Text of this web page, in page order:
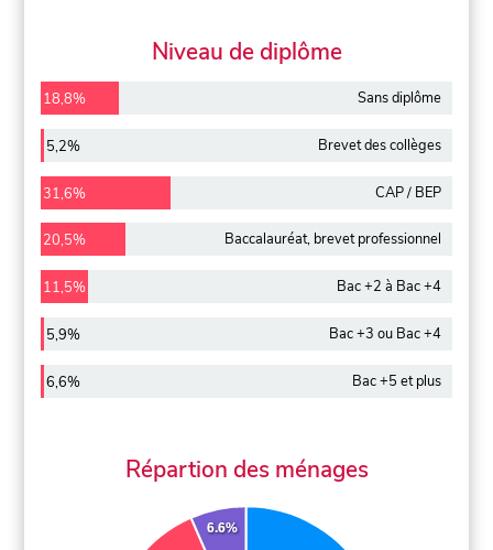
Niveau de diplôme
18,8% Sans diplôme
5,2% Brevet des collèges
31,6% CAP / BEP
20,5% Baccalauréat, brevet professionnel
11,5% Bac +2 à Bac +4
5,9% Bac +3 ou Bac +4
6,6% Bac +5 et plus
Répartion des ménages
6.6%